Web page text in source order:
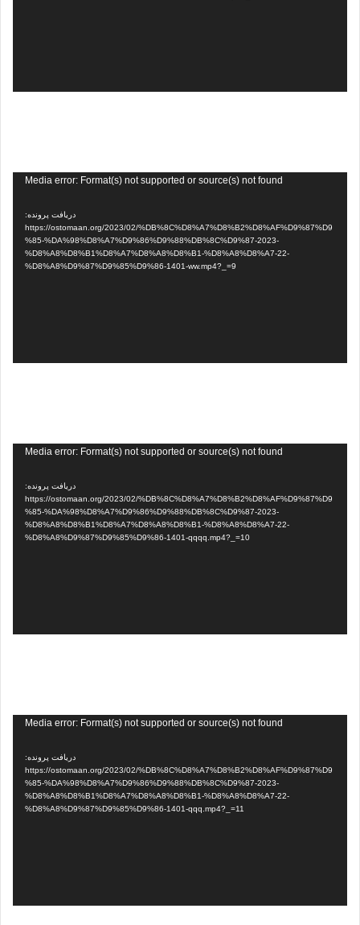
Media error: Format(s) not supported or source(s) not found
دریافت پرونده:
https://ostomaan.org/2023/02/%DB%8C%D8%A7%D8%B2%D8%AF%D9%87%D9
%85-%DA%98%D8%A7%D9%86%D9%88%DB%8C%D9%87-2023-
%D8%A8%D8%B1%D8%A7%D8%A8%D8%B1-%D8%A8%D8%A7-22-
%D8%A8%D9%87%D9%85%D9%86-1401-ww.mp4?_=9
Media error: Format(s) not supported or source(s) not found
دریافت پرونده:
https://ostomaan.org/2023/02/%DB%8C%D8%A7%D8%B2%D8%AF%D9%87%D9
%85-%DA%98%D8%A7%D9%86%D9%88%DB%8C%D9%87-2023-
%D8%A8%D8%B1%D8%A7%D8%A8%D8%B1-%D8%A8%D8%A7-22-
%D8%A8%D9%87%D9%85%D9%86-1401-qqqq.mp4?_=10
Media error: Format(s) not supported or source(s) not found
دریافت پرونده:
https://ostomaan.org/2023/02/%DB%8C%D8%A7%D8%B2%D8%AF%D9%87%D9
%85-%DA%98%D8%A7%D9%86%D9%88%DB%8C%D9%87-2023-
%D8%A8%D8%B1%D8%A7%D8%A8%D8%B1-%D8%A8%D8%A7-22-
%D8%A8%D9%87%D9%85%D9%86-1401-qqq.mp4?_=11